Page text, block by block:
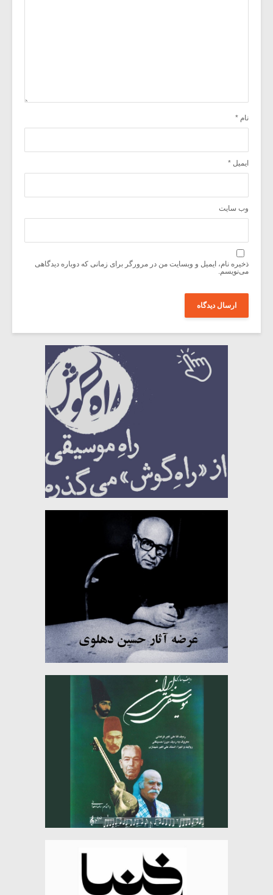
نام *
ایمیل *
وب‌ سایت
ذخیره نام، ایمیل و وبسایت من در مرورگر برای زمانی که دوباره دیدگاهی
می‌نویسم.